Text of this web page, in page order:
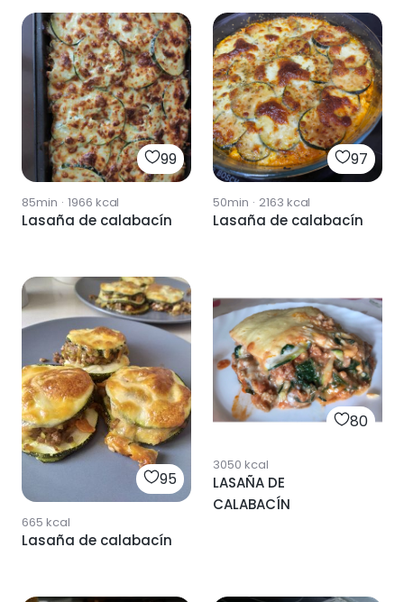
99
85min · 1966 kcal
Lasaña de calabacín
97
50min · 2163 kcal
Lasaña de calabacín
95
665 kcal
Lasaña de calabacín
80
3050 kcal
LASAÑA DE
CALABACÍN